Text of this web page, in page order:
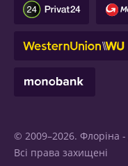
© 2009–2026. Флоріна -
Всі права захищені